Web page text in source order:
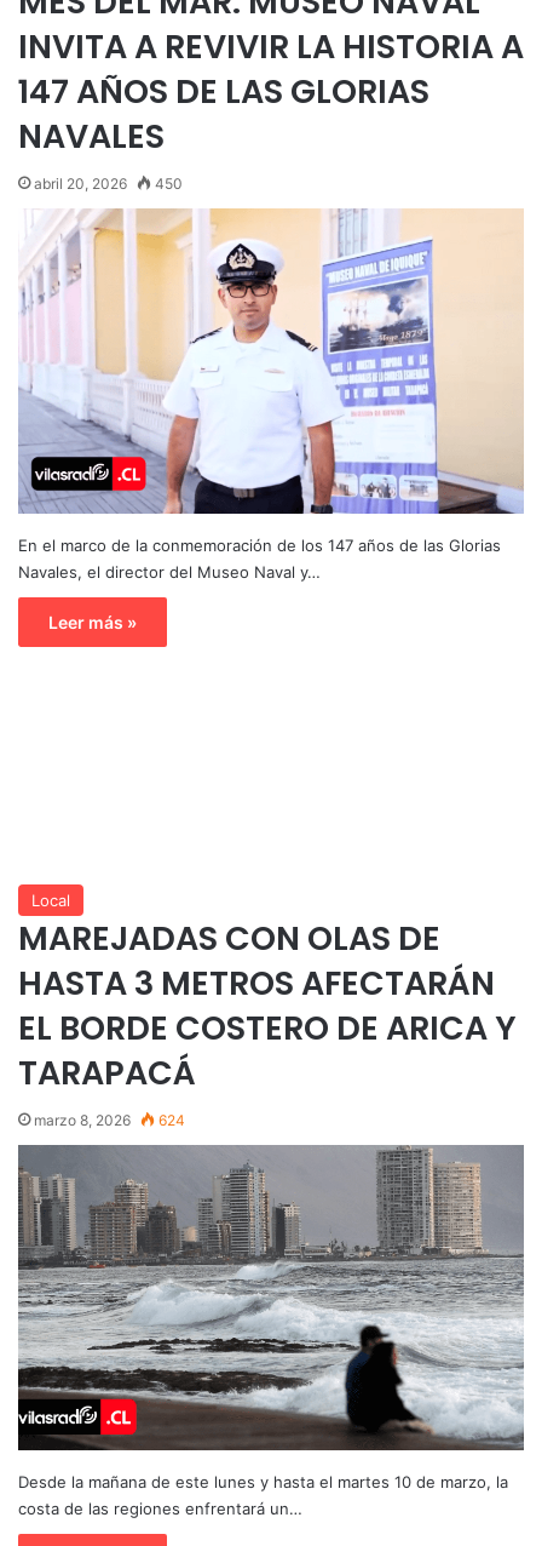
INVITA A REVIVIR LA HISTORIA A
147 AÑOS DE LAS GLORIAS
NAVALES
abril 20, 2026 450
En el marco de la conmemoración de los 147 años de las Glorias
Navales, el director del Museo Naval y…
Leer más »
Local
MAREJADAS CON OLAS DE
HASTA 3 METROS AFECTARÁN
EL BORDE COSTERO DE ARICA Y
TARAPACÁ
marzo 8, 2026 624
Desde la mañana de este lunes y hasta el martes 10 de marzo, la
costa de las regiones enfrentará un…